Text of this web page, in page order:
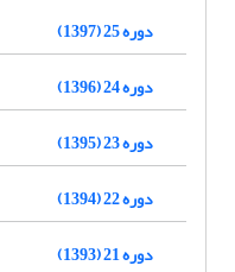
دوره 25 (1397)
دوره 24 (1396)
دوره 23 (1395)
دوره 22 (1394)
دوره 21 (1393)